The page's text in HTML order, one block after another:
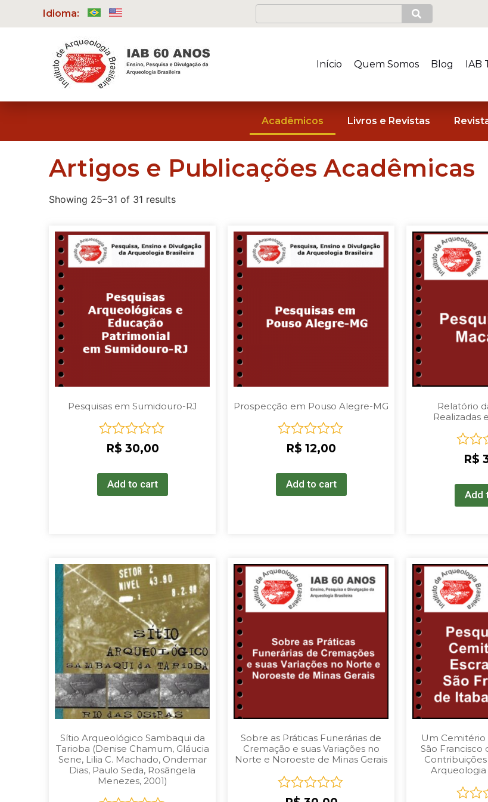
Idioma:
Início Quem Somos Blog IAB
Acadêmicos Livros e Revistas
Artigos e Publicações Acadêmicas
Showing 25–31 of 31 results
Pesquisas em Sumidouro-RJ
Rated
of
5
R$ 30,00
Add to cart
Prospecção em Pouso Alegre-MG
Rated
of
5
R$ 12,00
Add to cart
Relatório
Realizadas
Rated
of
5
R$
Add
Sítio Arqueológico Sambaqui da
Tarioba (Denise Chamum, Gláucia
Sene, Lilia C. Machado, Ondemar
Dias, Paulo Seda, Rosângela
Menezes, 2001)
Sobre as Práticas Funerárias de
Cremação e suas Variações no
Norte e Noroeste de Minas Gerais
Um Cemitério
São Francisco
Arqueologia